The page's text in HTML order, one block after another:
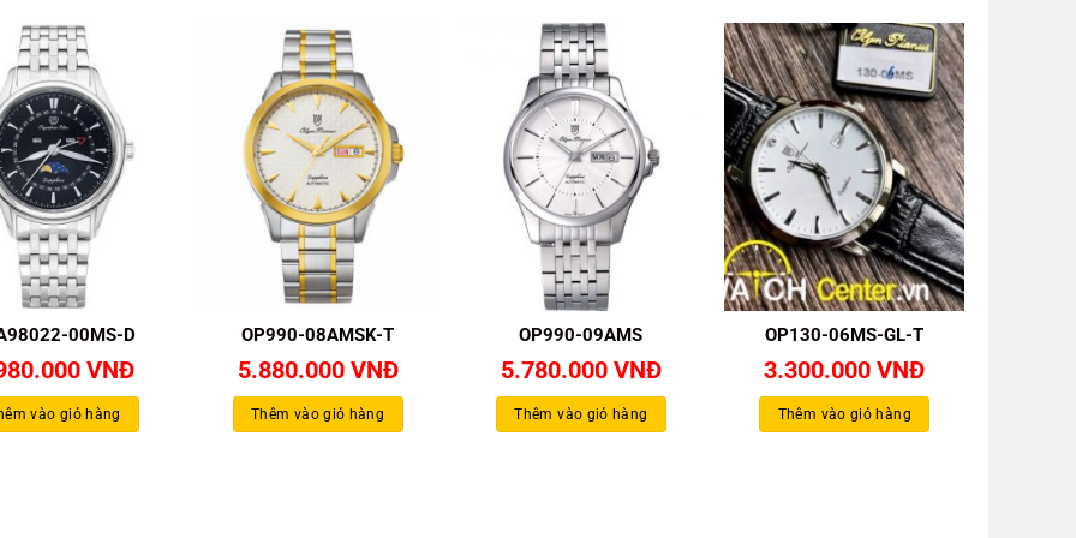
00MS-D
VNĐ
vào giỏ hàng
OP990-08AMSK-T
5.880.000 VNĐ
Thêm vào giỏ hàng
OP990-09AMS
5.780.000 VNĐ
Thêm vào giỏ hàng
OP130-06MS-GL-T
3.300.000VNĐ
Thêm vào giỏ hàng